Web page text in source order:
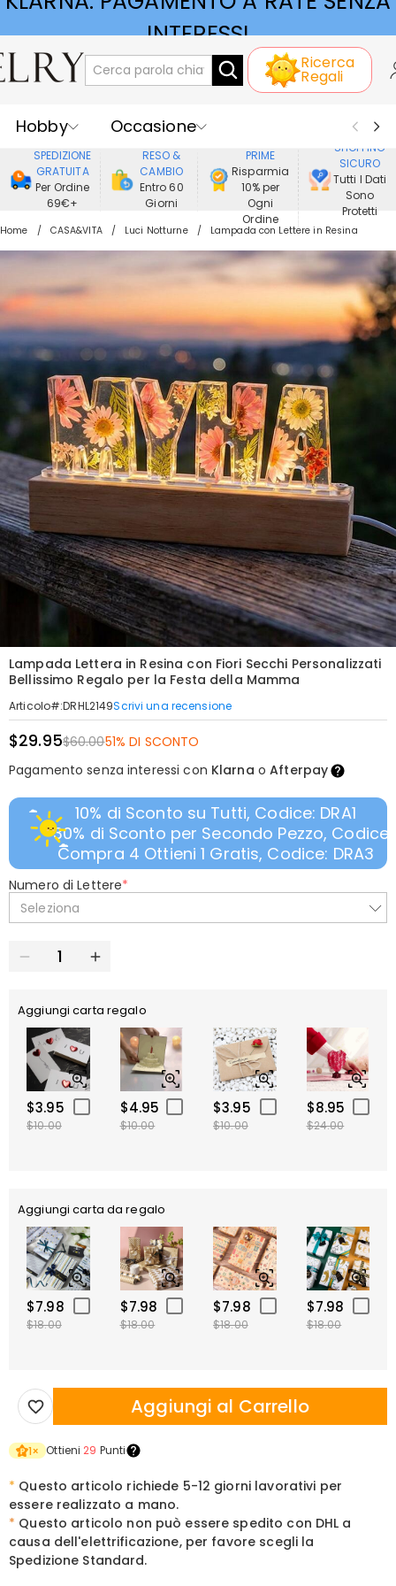
KLARNA: PAGAMENTO A RATE SENZA
INTERESSI
Ricerca
Regali
Hobby
Occasione
Ricevente
Best Seller
Nuovi
Gioielli
Casa&Vita
Abbigliamento
SPEDIZIONE
GRATUITA
Per Ordine
69€+
RESO &
CAMBIO
Entro 60
Giorni
PRIME
Risparmia
10% per
Ogni
Ordine
SHOPPING
SICURO
Tutti I Dati
Sono
Protetti
Home CASA&VITA Luci Notturne Lampada con Lettere in Resina
Lampada Lettera in Resina con Fiori Secchi Personalizzati
Bellissimo Regalo per la Festa della Mamma
Articolo#:DRHL2149Scrivi una recensione
$29.95$60.0051% DI SCONTO
Pagamento senza interessi con Klarna oAfterpay
10% di Sconto su Tutti, Codice: DRA1
30% di Sconto per Secondo Pezzo, Codice:
Compra 4 Ottieni 1 Gratis, Codice: DRA3
Numero di Lettere*
Seleziona
Aggiungi carta regalo
$3.95
$10.00
$4.95
$10.00
$3.95
$10.00
$8.95
$24.00
Aggiungi carta da regalo
$7.98
$18.00
$7.98
$18.00
$7.98
$18.00
$7.98
$18.00
Aggiungi al Carrello
1× Ottieni 29 Punti
* Questo articolo richiede 5-12 giorni lavorativi per
essere realizzato a mano.
* Questo articolo non può essere spedito con DHL a
causa dell'elettrificazione, per favore scegli la
Spedizione Standard.